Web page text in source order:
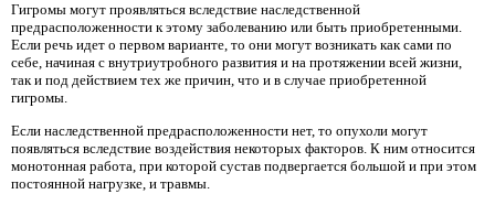
Гигромы могут проявляться вследствие наследственной
предрасположенности к этому заболеванию или быть приобретенными.
Если речь идет о первом варианте, то они могут возникать как сами по
себе, начиная с внутриутробного развития и на протяжении всей жизни,
так и под действием тех же причин, что и в случае приобретенной
гигромы.
Если наследственной предрасположенности нет, то опухоли могут
появляться вследствие воздействия некоторых факторов. К ним относится
монотонная работа, при которой сустав подвергается большой и при этом
постоянной нагрузке, и травмы.